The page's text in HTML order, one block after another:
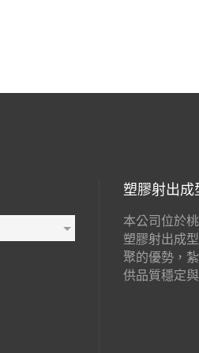
塑膠射出成
本公司位於
塑膠射出成
聚的優勢，
供品質穩定